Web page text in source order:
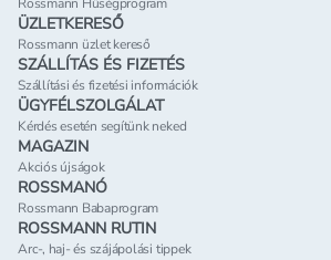
Rossmann Hűségprogram
ÜZLETKERESŐ
Rossmann üzlet kereső
SZÁLLÍTÁS ÉS FIZETÉS
Szállítási és fizetési információk
ÜGYFÉLSZOLGÁLAT
Kérdés esetén segítünk neked
MAGAZIN
Akciós újságok
ROSSMANÓ
Rossmann Babaprogram
ROSSMANN RUTIN
Arc-, haj- és szájápolási tippek